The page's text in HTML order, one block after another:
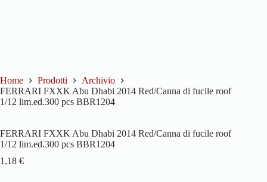
Home Prodotti
Archivio
FERRARI FXXK Abu Dhabi 2014 Red/Canna di fucile roof
1/12 lim.ed.300 pcs BBR1204
FERRARI FXXK Abu Dhabi 2014 Red/Canna di fucile roof
1/12 lim.ed.300 pcs BBR1204
1,18 €